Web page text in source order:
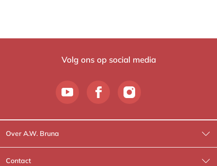
Volg ons op social media
Over A.W. Bruna
Wat wij doen
Contact